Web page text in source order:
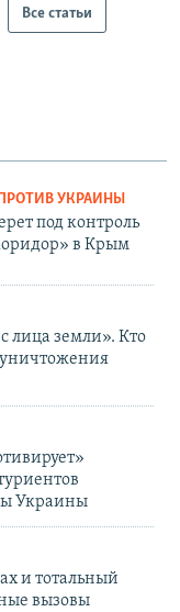
Все статьи
УКРАИНЫ
под контроль
в Крым
лица земли». Кто
Украины
и тотальный
вызовы